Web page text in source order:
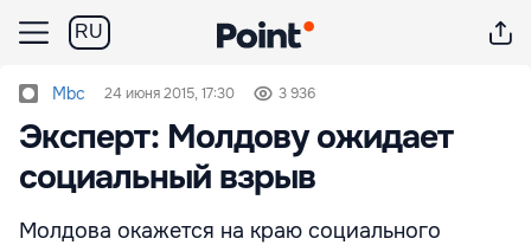
RU
Mbc 24 июня 2015, 17:30 3 936
Эксперт: Молдову ожидает
социальный взрыв
Молдова окажется на краю социального